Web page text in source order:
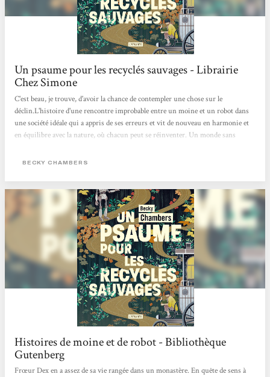
Un psaume pour les recyclés sauvages - Librairie
Chez Simone
C'est beau, je trouve, d'avoir la chance de contempler une chose sur le
déclin.L'histoire d'une rencontre improbable entre un moine et un robot dans
une société idéale qui a appris de ses erreurs et vit de nouveau en harmonie et
en équilibre avec la nature, où chacun peut se réinventer. Un monde sans
beau ! Je recommande :) Charlotte Muxu !!
BECKY CHAMBERS
Histoires de moine et de robot - Bibliothèque
Gutenberg
Frœur Dex en a assez de sa vie rangée dans un monastère. En quête de sens à